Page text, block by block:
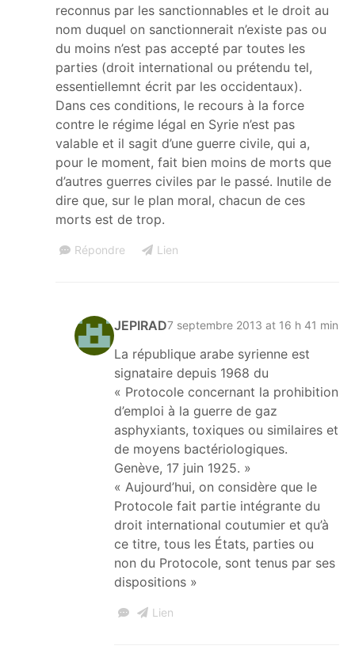
reconnus par les sanctionnables et le droit au
nom duquel on sanctionnerait n’existe pas ou
du moins n’est pas accepté par toutes les
parties (droit international ou prétendu tel,
essentiellemnt écrit par les occidentaux).
Dans ces conditions, le recours à la force
contre le régime légal en Syrie n’est pas
valable et il sagit d’une guerre civile, qui a,
pour le moment, fait bien moins de morts que
d’autres guerres civiles par le passé. Inutile de
dire que, sur le plan moral, chacun de ces
morts est de trop.
Répondre Lien
JEPIRAD7 septembre 2013 at 16 h 41 min
La république arabe syrienne est
signataire depuis 1968 du
« Protocole concernant la prohibition
d’emploi à la guerre de gaz
asphyxiants, toxiques ou similaires et
de moyens bactériologiques.
Genève, 17 juin 1925. »
« Aujourd’hui, on considère que le
Protocole fait partie intégrante du
droit international coutumier et qu’à
ce titre, tous les États, parties ou
non du Protocole, sont tenus par ses
dispositions »
Lien